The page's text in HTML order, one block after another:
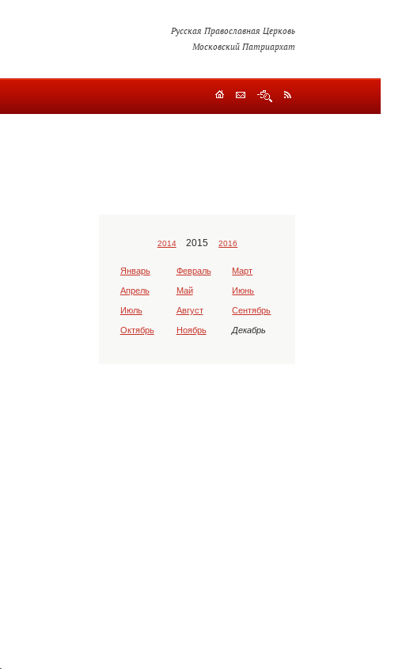
Русская Православная Церковь
Московский Патриархат
2014 2015 2016
Январь Февраль Март
Апрель Май Июнь
Июль Август Сентябрь
Октябрь Ноябрь Декабрь